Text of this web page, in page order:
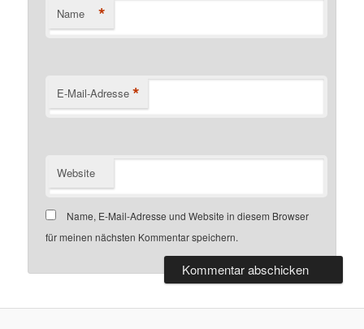
Name *
E-Mail-Adresse *
Website
Name, E-Mail-Adresse und Website in diesem Browser
für meinen nächsten Kommentar speichern.